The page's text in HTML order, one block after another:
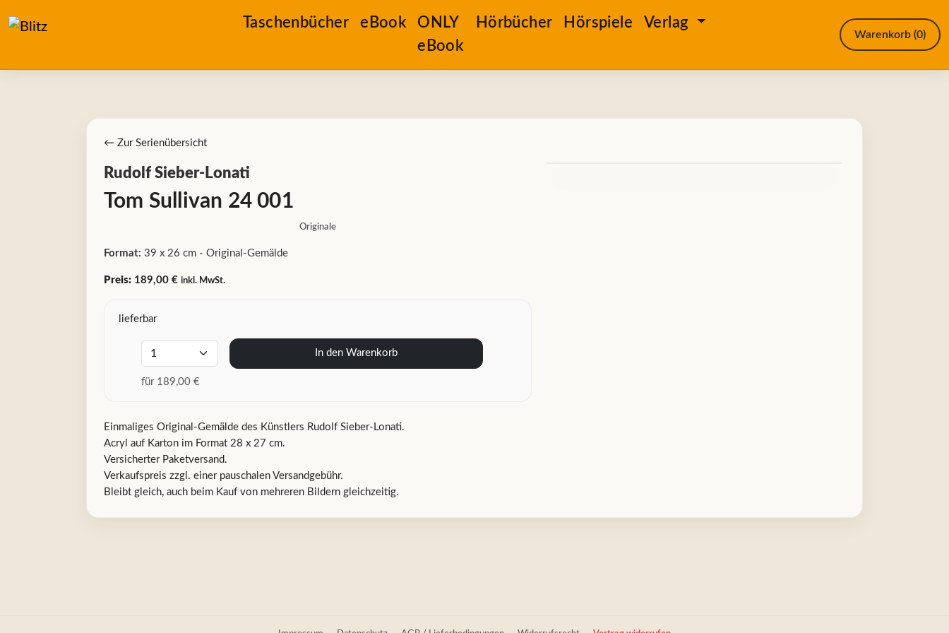
Taschenbücher eBook
ONLY
eBook
Hörbücher Hörspiele Verlag
Warenkorb (0)
← Zur Serienübersicht
Rudolf Sieber-Lonati
Tom Sullivan 24 001
Originale
Format: 39 x 26 cm - Original-Gemälde
Preis: 189,00 € inkl. MwSt.
lieferbar
In den Warenkorb
für 189,00 €
Einmaliges Original-Gemälde des Künstlers Rudolf Sieber-Lonati.
Acryl auf Karton im Format 28 x 27 cm.
Versicherter Paketversand.
Verkaufspreis zzgl. einer pauschalen Versandgebühr.
Bleibt gleich, auch beim Kauf von mehreren Bildern gleichzeitig.